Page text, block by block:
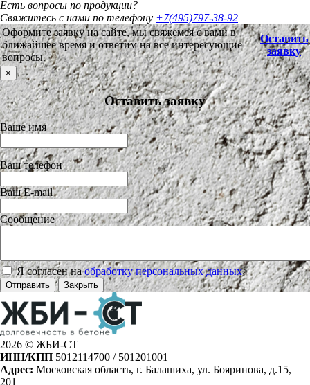
Есть вопросы по продукции?
Свяжитесь с нами по телефону +7(495)797-38-92
Оформите заявку на сайте, мы свяжемся с вами в
ближайшее время и ответим на все интересующие
вопросы.
Оставить
заявку
×
Оставить заявку
Ваше имя
Ваш телефон
Ваш E-mail
Сообщение
Я согласен наобработку персональных данных>
Отправить Закрыть
2026 © ЖБИ-СТ
ИНН/КПП 5012114700 / 501201001
Адрес: Московская область, г. Балашиха, ул. Бояринова, д.15,
201